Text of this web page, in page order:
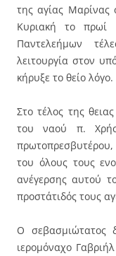
της αγίας Μαρίνας
Κυριακή το πρωί
Παντελεήμων
λειτουργία στον
κήρυξε το θείο λόγο.
Στο τέλος της
του ναού π.
του όλους τους
ανέγερσης αυτού
προστάτιδός τους
Ο σεβασμιώτατος
ιερομόναχο